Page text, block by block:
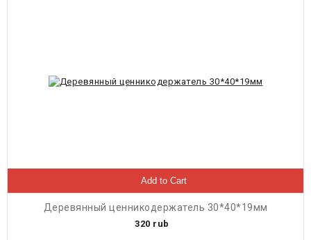
Add to Cart
Деревянный ценникодержатель 30*40*19мм
320 rub